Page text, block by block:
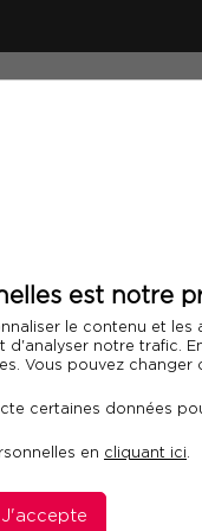
est notre
le contenu et les
notre trafic.
Vous pouvez changer
certaines données
en cliquant ici.
J'accepte
les